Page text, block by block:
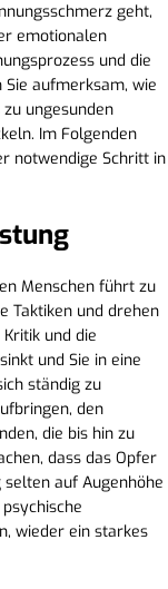
geht,
emotionalen
und die
aufmerksam, wie
ungesunden
Im Folgenden
notwendige Schritt in
Menschen führt zu
Taktiken und drehen
und die
und Sie in eine
ständig zu
den
die bis hin zu
dass das Opfer
auf Augenhöhe
wieder ein starkes